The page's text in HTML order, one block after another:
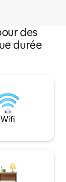
des
durée
Wifi